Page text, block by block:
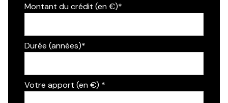
Montant du crédit (en €)*
Durée (années)*
Votre apport (en €) *